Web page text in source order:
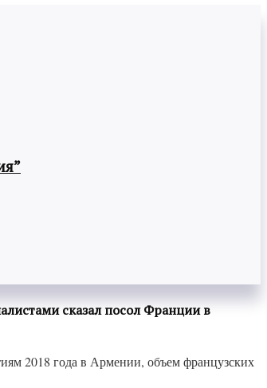
сказал посол Франции в
2018 года в Армении, объем французских